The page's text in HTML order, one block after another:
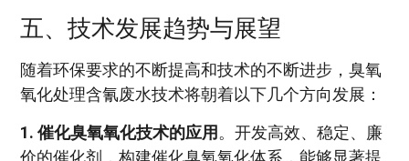
五、技术发展趋势与展望
随着环保要求的不断提高和技术的不断进步，臭氧
氧化处理含氰废水技术将朝着以下几个方向发展：
1. 催化臭氧氧化技术的应用。开发高效、稳定、廉
价的催化剂，构建催化臭氧氧化体系，能够显著提